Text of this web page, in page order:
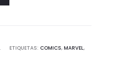
ETIQUETAS: COMICS, MARVEL,